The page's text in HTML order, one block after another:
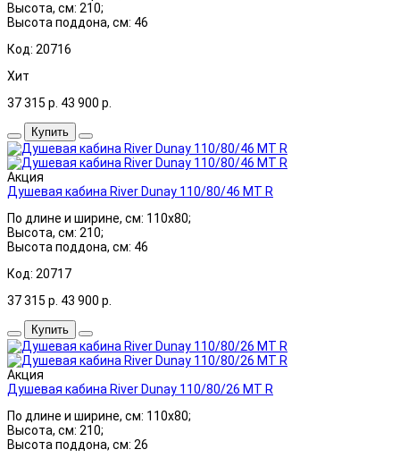
Высота, см: 210;
Высота поддона, см: 46
Код: 20716
Хит
37 315 р. 43 900 р.
Купить
Акция
Душевая кабина River Dunay 110/80/46 MT R
По длине и ширине, см: 110x80;
Высота, см: 210;
Высота поддона, см: 46
Код: 20717
37 315 р. 43 900 р.
Купить
Акция
Душевая кабина River Dunay 110/80/26 MT R
По длине и ширине, см: 110x80;
Высота, см: 210;
Высота поддона, см: 26